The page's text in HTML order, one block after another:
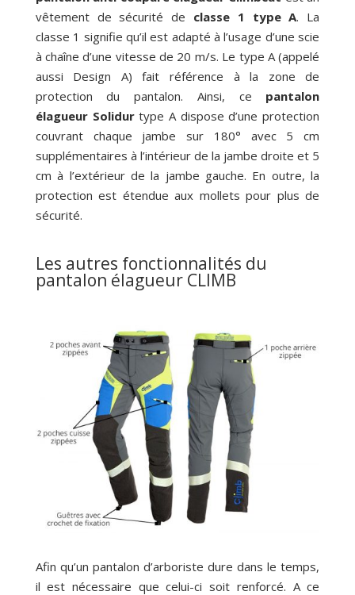
vêtement de sécurité de classe 1 type A. La
classe 1 signifie qu’il est adapté à l’usage d’une scie
à chaîne d’une vitesse de 20 m/s. Le type A (appelé
aussi Design A) fait référence à la zone de
protection du pantalon. Ainsi, ce pantalon
élagueur Solidurtype A dispose d’une protection
couvrant chaque jambe sur 180° avec 5 cm
supplémentaires à l’intérieur de la jambe droite et 5
cm à l’extérieur de la jambe gauche. En outre, la
protection est étendue aux mollets pour plus de
sécurité.
Les autres fonctionnalités du
pantalon élagueur CLIMB
Afin qu’un pantalon d’arboriste dure dans le temps,
il est nécessaire que celui-ci soit renforcé. A ce